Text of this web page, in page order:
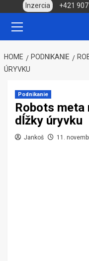
content
Inzercia +421
Menu
HOME PODNIKANIE
ÚRYVKU
Podnikanie
Robots
dĺžky úryvku
Jankoš 11.